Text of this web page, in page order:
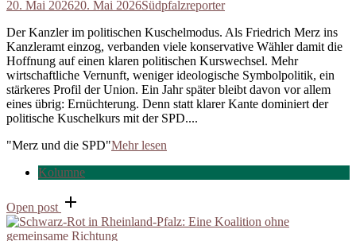
20. Mai 202620. Mai 2026Südpfalzreporter
Der Kanzler im politischen Kuschelmodus. Als Friedrich Merz ins
Kanzleramt einzog, verbanden viele konservative Wähler damit die
Hoffnung auf einen klaren politischen Kurswechsel. Mehr
wirtschaftliche Vernunft, weniger ideologische Symbolpolitik, ein
stärkeres Profil der Union. Ein Jahr später bleibt davon vor allem
eines übrig: Ernüchterung. Denn statt klarer Kante dominiert der
politische Kuschelkurs mit der SPD....
"Merz und die SPD"Mehr lesen
Kolumne
Open post